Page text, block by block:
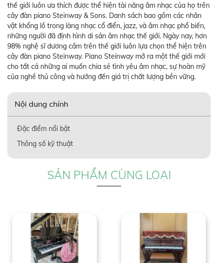
thế giới luôn ưa thích được thể hiện tài năng âm nhạc của họ trên
cây đàn piano Steinway & Sons. Danh sách bao gồm các nhân
vật khổng lồ trong làng nhạc cổ điển, jazz, và âm nhạc phổ biến,
những người đã định hình di sản âm nhạc thế giới. Ngày nay, hơn
98% nghệ sĩ dương cầm trên thế giới luôn lựa chọn thể hiện trên
cây đàn piano Steinway. Piano Steinway mở ra một thế giới mới
cho tất cả những ai muốn chia sẻ tình yêu âm nhạc, sự hoàn mỹ
của nghề thủ công và hướng đến giá trị chất lượng bền vững.
Nội dung chính
Đặc điểm nổi bật
Thông số kỹ thuật
SẢN PHẨM CÙNG LOẠI